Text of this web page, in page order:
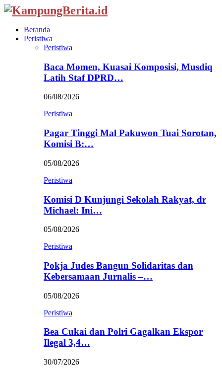
Beranda
Peristiwa
Peristiwa
Baca Momen, Kuasai Komposisi, Musdiq
Latih Staf DPRD…
06/08/2026
Peristiwa
Pagar Tinggi Mal Pakuwon Tuai Sorotan,
Komisi B:…
05/08/2026
Peristiwa
Komisi D Kunjungi Sekolah Rakyat, dr
Michael: Ini…
05/08/2026
Peristiwa
Pokja Judes Bangun Solidaritas dan
Kebersamaan Jurnalis –…
05/08/2026
Peristiwa
Bea Cukai dan Polri Gagalkan Ekspor
Ilegal 3,4…
30/07/2026